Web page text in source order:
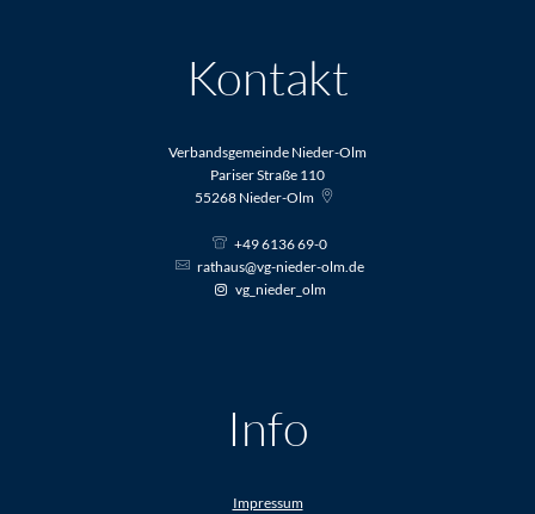
Kontakt
Verbandsgemeinde Nieder-Olm
Pariser Straße 110
55268 Nieder-Olm
+49 6136 69-0
rathaus@vg-nieder-olm.de
vg_nieder_olm
Info
Impressum